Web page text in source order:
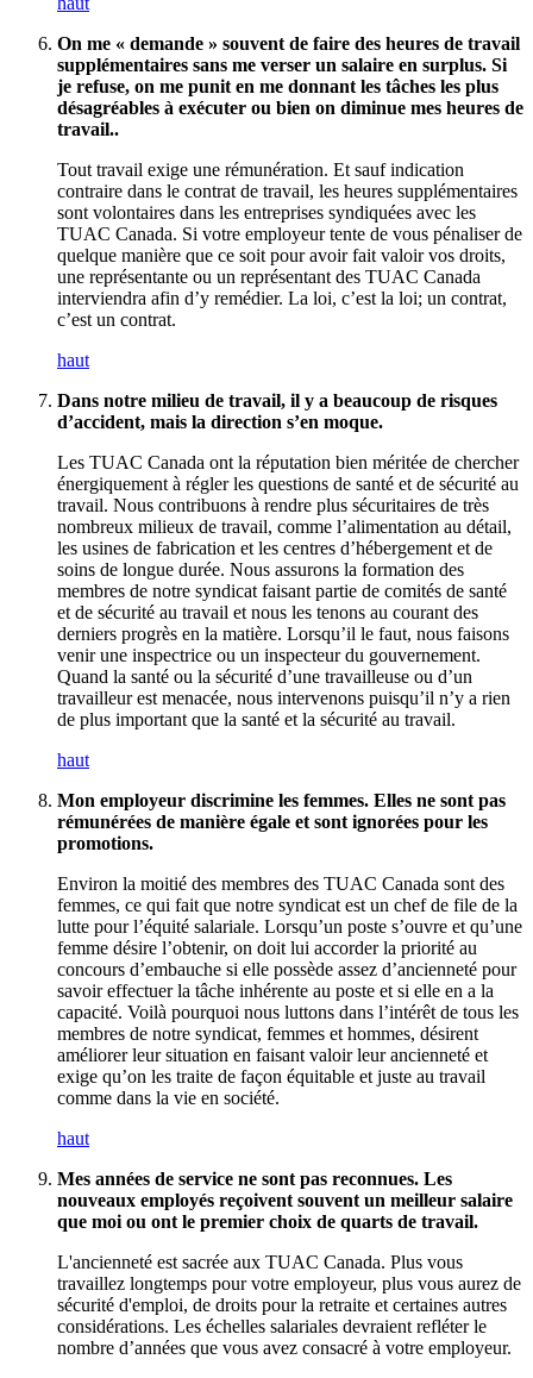
On me « demande » souvent de faire des heures de travail
supplémentaires sans me verser un salaire en surplus. Si
je refuse, on me punit en me donnant les tâches les plus
désagréables à exécuter ou bien on diminue mes heures de
travail..
Tout travail exige une rémunération. Et sauf indication
contraire dans le contrat de travail, les heures supplémentaires
sont volontaires dans les entreprises syndiquées avec les
TUAC Canada. Si votre employeur tente de vous pénaliser de
quelque manière que ce soit pour avoir fait valoir vos droits,
une représentante ou un représentant des TUAC Canada
interviendra afin d’y remédier. La loi, c’est la loi; un contrat,
c’est un contrat.
haut
Dans notre milieu de travail, il y a beaucoup de risques
d’accident, mais la direction s’en moque.
Les TUAC Canada ont la réputation bien méritée de chercher
énergiquement à régler les questions de santé et de sécurité au
travail. Nous contribuons à rendre plus sécuritaires de très
nombreux milieux de travail, comme l’alimentation au détail,
les usines de fabrication et les centres d’hébergement et de
soins de longue durée. Nous assurons la formation des
membres de notre syndicat faisant partie de comités de santé
et de sécurité au travail et nous les tenons au courant des
derniers progrès en la matière. Lorsqu’il le faut, nous faisons
venir une inspectrice ou un inspecteur du gouvernement.
Quand la santé ou la sécurité d’une travailleuse ou d’un
travailleur est menacée, nous intervenons puisqu’il n’y a rien
de plus important que la santé et la sécurité au travail.
haut
Mon employeur discrimine les femmes. Elles ne sont pas
rémunérées de manière égale et sont ignorées pour les
promotions.
Environ la moitié des membres des TUAC Canada sont des
femmes, ce qui fait que notre syndicat est un chef de file de la
lutte pour l’équité salariale. Lorsqu’un poste s’ouvre et qu’une
femme désire l’obtenir, on doit lui accorder la priorité au
concours d’embauche si elle possède assez d’ancienneté pour
savoir effectuer la tâche inhérente au poste et si elle en a la
capacité. Voilà pourquoi nous luttons dans l’intérêt de tous les
membres de notre syndicat, femmes et hommes, désirent
améliorer leur situation en faisant valoir leur ancienneté et
exige qu’on les traite de façon équitable et juste au travail
comme dans la vie en société.
haut
Mes années de service ne sont pas reconnues. Les
nouveaux employés reçoivent souvent un meilleur salaire
que moi ou ont le premier choix de quarts de travail.
L'ancienneté est sacrée aux TUAC Canada. Plus vous
travaillez longtemps pour votre employeur, plus vous aurez de
sécurité d'emploi, de droits pour la retraite et certaines autres
considérations. Les échelles salariales devraient refléter le
nombre d’années que vous avez consacré à votre employeur.